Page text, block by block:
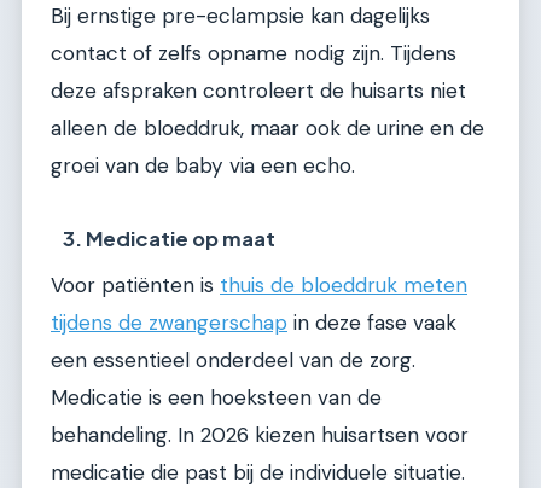
Bij ernstige pre-eclampsie kan dagelijks
contact of zelfs opname nodig zijn. Tijdens
deze afspraken controleert de huisarts niet
alleen de bloeddruk, maar ook de urine en de
groei van de baby via een echo.
3. Medicatie op maat
Voor patiënten is thuis de bloeddruk meten
tijdens de zwangerschap in deze fase vaak
een essentieel onderdeel van de zorg.
Medicatie is een hoeksteen van de
behandeling. In 2026 kiezen huisartsen voor
medicatie die past bij de individuele situatie.